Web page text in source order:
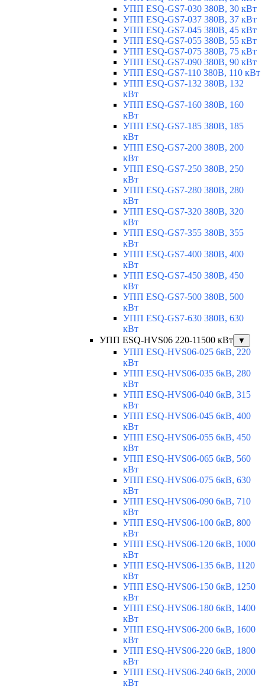
УПП ESQ-GS7-030 380В, 30 кВт
УПП ESQ-GS7-037 380В, 37 кВт
УПП ESQ-GS7-045 380В, 45 кВт
УПП ESQ-GS7-055 380В, 55 кВт
УПП ESQ-GS7-075 380В, 75 кВт
УПП ESQ-GS7-090 380В, 90 кВт
УПП ESQ-GS7-110 380В, 110 кВт
УПП ESQ-GS7-132 380В, 132
кВт
УПП ESQ-GS7-160 380В, 160
кВт
УПП ESQ-GS7-185 380В, 185
кВт
УПП ESQ-GS7-200 380В, 200
кВт
УПП ESQ-GS7-250 380В, 250
кВт
УПП ESQ-GS7-280 380В, 280
кВт
УПП ESQ-GS7-320 380В, 320
кВт
УПП ESQ-GS7-355 380В, 355
кВт
УПП ESQ-GS7-400 380В, 400
кВт
УПП ESQ-GS7-450 380В, 450
кВт
УПП ESQ-GS7-500 380В, 500
кВт
УПП ESQ-GS7-630 380В, 630
кВт
УПП ESQ-HVS06 220-11500 кВт
▼
УПП ESQ-HVS06-025 6кВ, 220
кВт
УПП ESQ-HVS06-035 6кВ, 280
кВт
УПП ESQ-HVS06-040 6кВ, 315
кВт
УПП ESQ-HVS06-045 6кВ, 400
кВт
УПП ESQ-HVS06-055 6кВ, 450
кВт
УПП ESQ-HVS06-065 6кВ, 560
кВт
УПП ESQ-HVS06-075 6кВ, 630
кВт
УПП ESQ-HVS06-090 6кВ, 710
кВт
УПП ESQ-HVS06-100 6кВ, 800
кВт
УПП ESQ-HVS06-120 6кВ, 1000
кВт
УПП ESQ-HVS06-135 6кВ, 1120
кВт
УПП ESQ-HVS06-150 6кВ, 1250
кВт
УПП ESQ-HVS06-180 6кВ, 1400
кВт
УПП ESQ-HVS06-200 6кВ, 1600
кВт
УПП ESQ-HVS06-220 6кВ, 1800
кВт
УПП ESQ-HVS06-240 6кВ, 2000
кВт